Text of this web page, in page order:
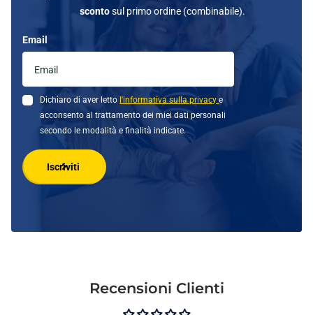
scontosul primo ordine (combinabile).
Email
Dichiaro di aver letto l'informativa sulla privacye
acconsento al trattamento dei miei dati personali
secondo le modalità e finalità indicate.
Iscriviti
Recensioni Clienti